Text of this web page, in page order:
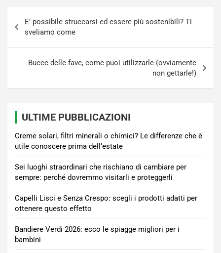
articoli
E’ possibile struccarsi ed essere più sostenibili? Ti
sveliamo come
Bucce delle fave, come puoi utilizzarle (ovviamente
non gettarle!)
ULTIME PUBBLICAZIONI
Creme solari, filtri minerali o chimici? Le differenze che è
utile conoscere prima dell’estate
Sei luoghi straordinari che rischiano di cambiare per
sempre: perché dovremmo visitarli e proteggerli
Capelli Lisci e Senza Crespo: scegli i prodotti adatti per
ottenere questo effetto
Bandiere Verdi 2026: ecco le spiagge migliori per i
bambini